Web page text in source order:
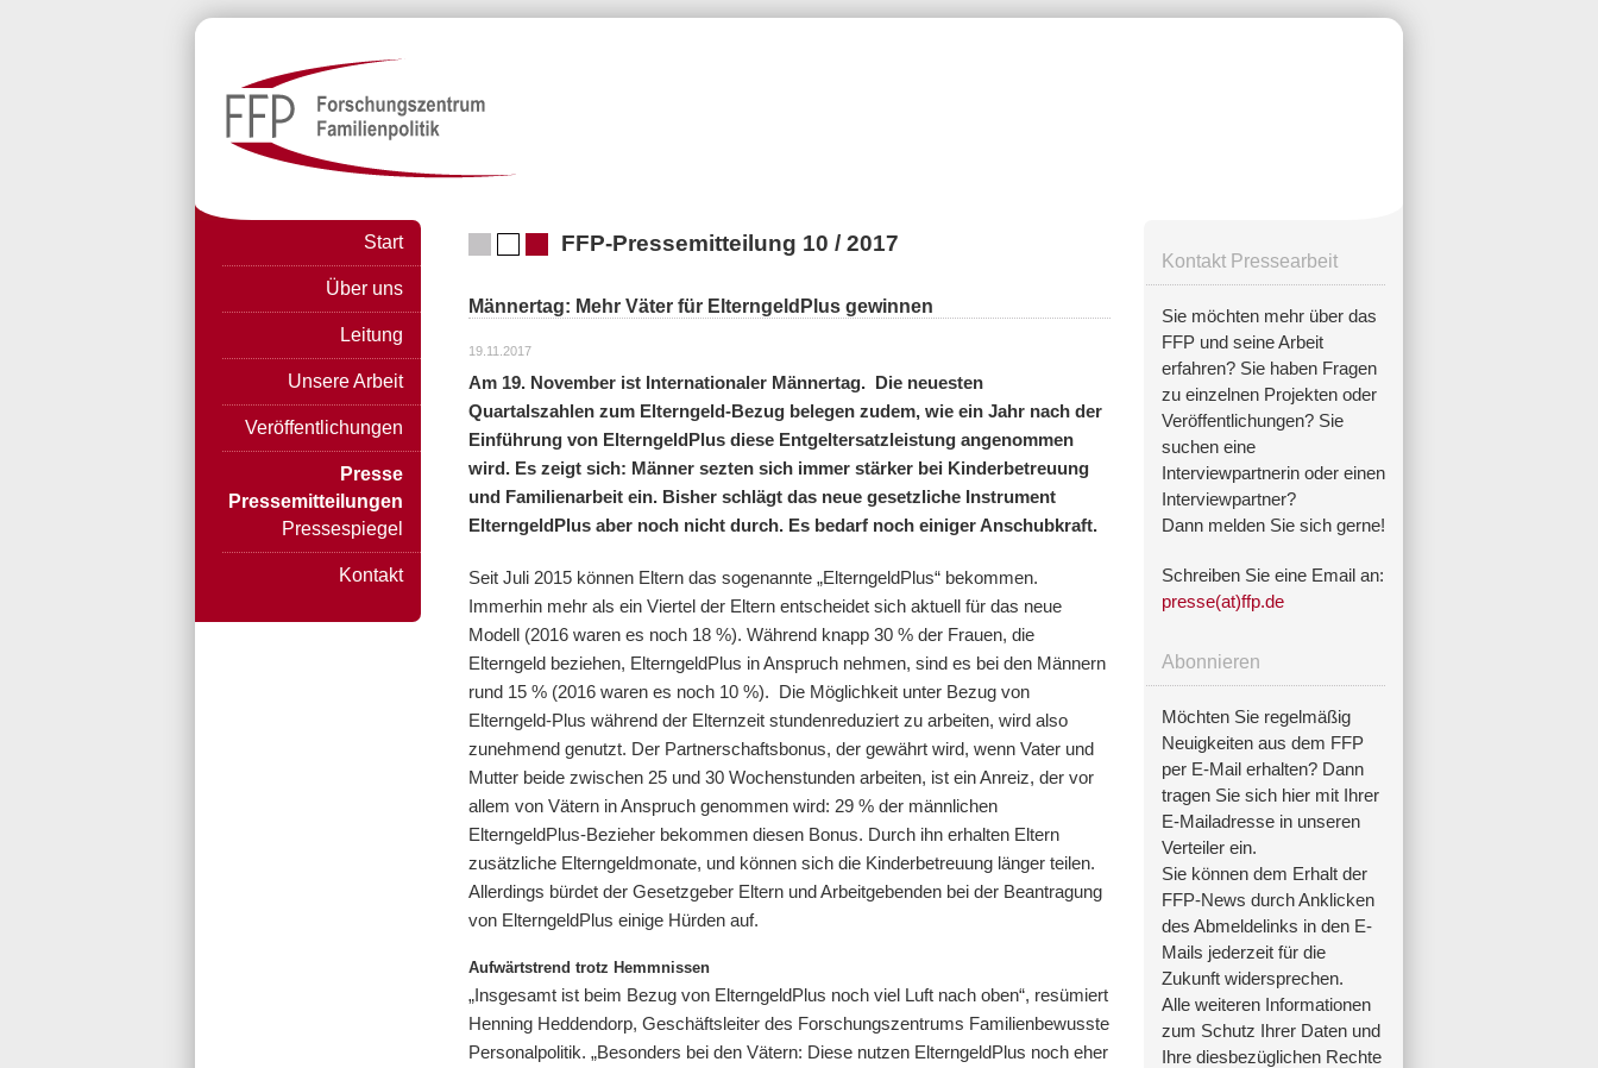
FFP-Pressemitteilung 10 / 2017
Männertag: Mehr Väter für ElterngeldPlus gewinnen
19.11.2017
Am 19. November ist Internationaler Männertag. Die neuesten
Quartalszahlen zum Elterngeld-Bezug belegen zudem, wie ein Jahr nach der
Einführung von ElterngeldPlus diese Entgeltersatzleistung angenommen
wird. Es zeigt sich: Männer sezten sich immer stärker bei Kinderbetreuung
und Familienarbeit ein. Bisher schlägt das neue gesetzliche Instrument
ElterngeldPlus aber noch nicht durch. Es bedarf noch einiger Anschubkraft.
Seit Juli 2015 können Eltern das sogenannte „ElterngeldPlus“ bekommen.
Immerhin mehr als ein Viertel der Eltern entscheidet sich aktuell für das neue
Modell (2016 waren es noch 18 %). Während knapp 30 % der Frauen, die
Elterngeld beziehen, ElterngeldPlus in Anspruch nehmen, sind es bei den Männern
rund 15 % (2016 waren es noch 10 %). Die Möglichkeit unter Bezug von
Elterngeld-Plus während der Elternzeit stundenreduziert zu arbeiten, wird also
zunehmend genutzt. Der Partnerschaftsbonus, der gewährt wird, wenn Vater und
Mutter beide zwischen 25 und 30 Wochenstunden arbeiten, ist ein Anreiz, der vor
allem von Vätern in Anspruch genommen wird: 29 % der männlichen
ElterngeldPlus-Bezieher bekommen diesen Bonus. Durch ihn erhalten Eltern
zusätzliche Elterngeldmonate, und können sich die Kinderbetreuung länger teilen.
Allerdings bürdet der Gesetzgeber Eltern und Arbeitgebenden bei der Beantragung
von ElterngeldPlus einige Hürden auf.
Aufwärtstrend trotz Hemmnissen
„Insgesamt ist beim Bezug von ElterngeldPlus noch viel Luft nach oben“, resümiert
Henning Heddendorp, Geschäftsleiter des Forschungszentrums Familienbewusste
Personalpolitik. „Besonders bei den Vätern: Diese nutzen ElterngeldPlus noch eher
Start
Über uns
Leitung
Unsere Arbeit
Veröffentlichungen
Presse
Pressemitteilungen
Pressespiegel
Kontakt
Kontakt Pressearbeit
Sie möchten mehr über das
FFP und seine Arbeit
erfahren? Sie haben Fragen
zu einzelnen Projekten oder
Veröffentlichungen? Sie
suchen eine
Interviewpartnerin oder einen
Interviewpartner?
Dann melden Sie sich gerne!
Schreiben Sie eine Email an:
presse(at)ffp.de
Abonnieren
Möchten Sie regelmäßig
Neuigkeiten aus dem FFP
per E-Mail erhalten? Dann
tragen Sie sich hier mit Ihrer
E-Mailadresse in unseren
Verteiler ein.
Sie können dem Erhalt der
FFP-News durch Anklicken
des Abmeldelinks in den E-
Mails jederzeit für die
Zukunft widersprechen.
Alle weiteren Informationen
zum Schutz Ihrer Daten und
Ihre diesbezüglichen Rechte